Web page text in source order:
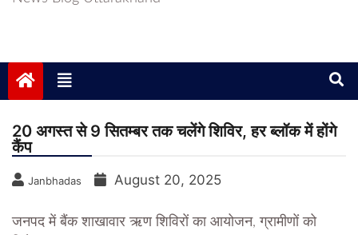
20 अगस्त से 9 सितम्बर तक चलेंगे शिविर, हर ब्लॉक में होंगे
कैंप
Janbhadas August 20, 2025
जनपद में बैंक शाखावार ऋण शिविरों का आयोजन, ग्रामीणों को